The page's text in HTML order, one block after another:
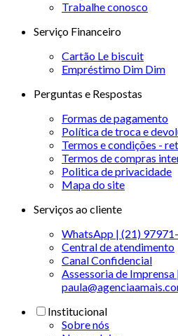
Trabalhe conosco
Serviço Financeiro
Cartão Le biscuit
Empréstimo Dim Dim
Perguntas e Respostas
Formas de pagamento
Política de troca e
Termos e condições -
Termos de compras
Politica de privacidade
Mapa do site
Serviços ao cliente
WhatsApp | (21)
Central de atendimento
Canal Confidencial
Assessoria de Imprensa
Institucional
Sobre nós